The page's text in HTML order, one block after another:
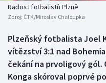
Biatlon
Box
Curling
Aplikace ČT sport
Radost fotbalistů Plzně
Zdroj: ČTK/Miroslav Chaloupka
Plzeňský fotbalista Joel
vítězství 3:1 nad
čekání na prvoligový
Konga skóroval poprvé